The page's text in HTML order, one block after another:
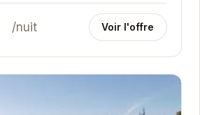
/nuit Voir l'offre